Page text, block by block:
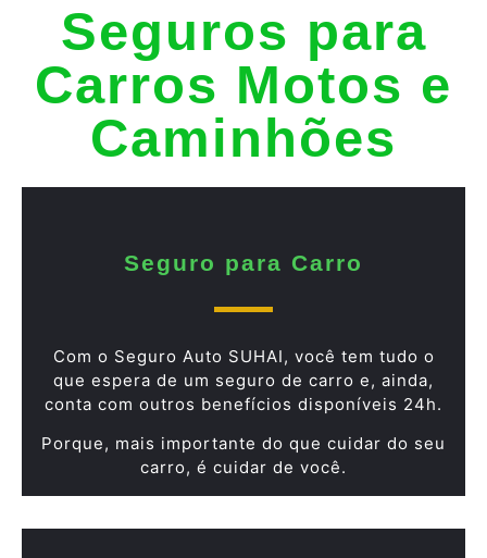
Seguros para
Carros Motos e
Caminhões
Seguro para Carro
Com o Seguro Auto SUHAI, você tem tudo o
que espera de um seguro de carro e, ainda,
conta com outros benefícios disponíveis 24h.
Porque, mais importante do que cuidar do seu
carro, é cuidar de você.